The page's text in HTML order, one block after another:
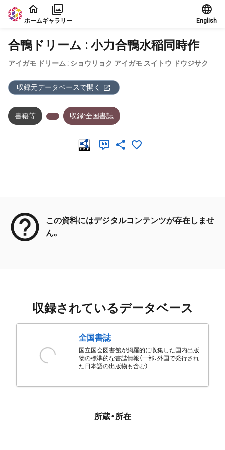
本文に飛ぶ
ホームギャラリー English
合鴨ドリーム : 小力合鴨水稲同時作
アイガモ ドリーム : ショウリョク アイガモ スイトウ ドウジサク
収録元データベースで開く
書籍等 収録:全国書誌
この資料にはデジタルコンテンツが存在しませ
ん。
収録されているデータベース
全国書誌
国立国会図書館が網羅的に収集した国内出版
物の標準的な書誌情報（一部、外国で発行され
た日本語の出版物も含む）
所蔵・所在